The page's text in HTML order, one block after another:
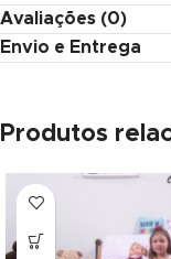
panel
panel
panel
Avaliações (0)
Envio e Entrega
Produtos